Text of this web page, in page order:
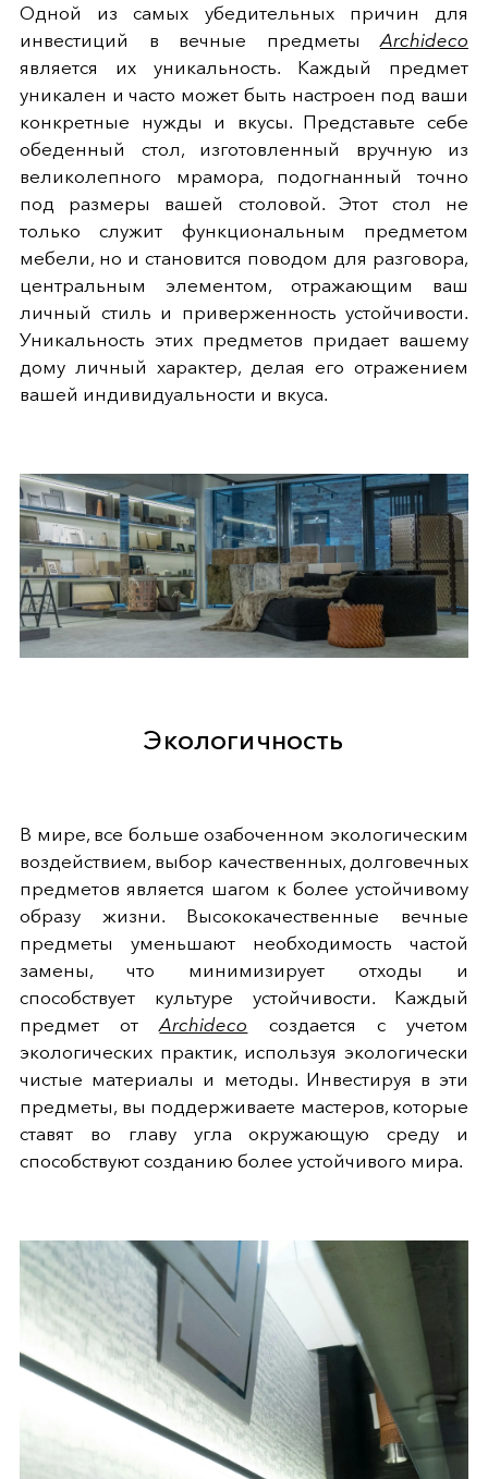
Одной из самых убедительных причин для
инвестиций в вечные предметы Archideco
является их уникальность. Каждый предмет
уникален и часто может быть настроен под ваши
конкретные нужды и вкусы. Представьте себе
обеденный стол, изготовленный вручную из
великолепного мрамора, подогнанный точно
под размеры вашей столовой. Этот стол не
только служит функциональным предметом
мебели, но и становится поводом для разговора,
центральным элементом, отражающим ваш
личный стиль и приверженность устойчивости.
Уникальность этих предметов придает вашему
дому личный характер, делая его отражением
вашей индивидуальности и вкуса.
Экологичность
В мире, все больше озабоченном экологическим
воздействием, выбор качественных, долговечных
предметов является шагом к более устойчивому
образу жизни. Высококачественные вечные
предметы уменьшают необходимость частой
замены, что минимизирует отходы и
способствует культуре устойчивости. Каждый
предмет отArchideco создается с учетом
экологических практик, используя экологически
чистые материалы и методы. Инвестируя в эти
предметы, вы поддерживаете мастеров, которые
ставят во главу угла окружающую среду и
способствуют созданию более устойчивого мира.